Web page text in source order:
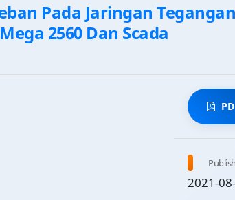
Pada Jaringan
2560 Dan Scada
2021-